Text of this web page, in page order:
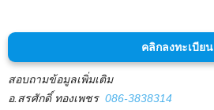
คลิกลงทะเบียน
สอบถามข้อมูลเพิ่มเติม
อ.สรศักดิ์ ทองเพชร 086-3838314